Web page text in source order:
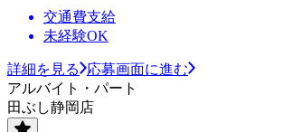
交通費支給
未経験OK
詳細を見る
応募画面に進む
アルバイト・パート
田ぶし静岡店